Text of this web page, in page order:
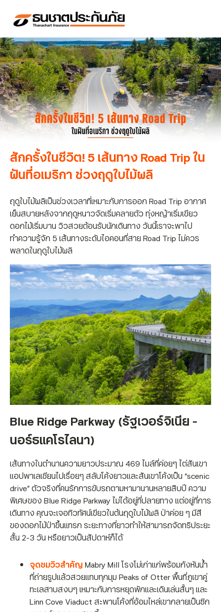
สักครั้งในชีวิต! 5 เส้นทาง Road Trip ใน
ฝันที่อเมริกา ช่วงฤดูใบไม้ผลิ
ฤดูใบไม้ผลิเป็นช่วงเวลาที่เหมาะกับการออก Road Trip อากาศ
เย็นสบายหลังจากฤดูหนาวจัดเริ่มคลายตัว ทุ่งหญ้าเริ่มเขียว
ดอกไม้เริ่มบาน วิวสวยต้อนรับนักเดินทาง วันนี้เราจะพาไป
ทำความรู้จัก 5 เส้นทางระดับไอคอนที่สาย Road Trip ไม่ควร
พลาดในฤดูใบไม้ผลิ
Blue Ridge Parkway (รัฐเวอร์จิเนีย -
นอร์ธแคโรไลนา)
เส้นทางในตำนานความยาวประมาณ 469 ไมล์ที่ค่อยๆ ไต่สันเขา
แอปพาเลเชียนไปเรื่อยๆ สลับโค้งยาวและสันเขาโค้งเป็น “scenic
drive” ตัวจริงที่คนรักการขับรถตามหามานานหลายสิบปี ความ
พิเศษของ Blue Ridge Parkway ไม่ได้อยู่ที่ปลายทาง แต่อยู่ที่การ
เดินทาง คุณจะเจอทิวทัศน์เขียวในต้นฤดูใบไม้ผลิ ป่าค่อย ๆ มีสี
ของดอกไม้ป่าขึ้นแทรก ระยะทางที่ยาวทำให้สามารถจัดทริประยะ
สั้น 2-3 วัน หรือยาวเป็นสัปดาห์ก็ได้
จุดชมวิวสำคัญ Mabry Mill โรงโม่เก่าแก่พร้อมกังหันน้ำ
ที่ถ่ายรูปแล้วสวยแทบทุกมุม Peaks of Otter พื้นที่ภูเขาคู่
ทะเลสาบสงบๆ เหมาะกับการหยุดพักและเดินเล่นสั้นๆ และ
Linn Cove Viaduct สะพานโค้งที่อ้อมไหล่เขากลายเป็นซิก